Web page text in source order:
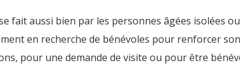
fait aussi bien par les personnes âgées isolées
en recherche de bénévoles pour renforcer
pour une demande de visite ou pour être